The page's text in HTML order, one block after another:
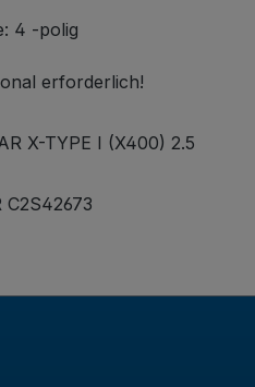
4 -polig
erforderlich!
X-TYPE I (X400) 2.5